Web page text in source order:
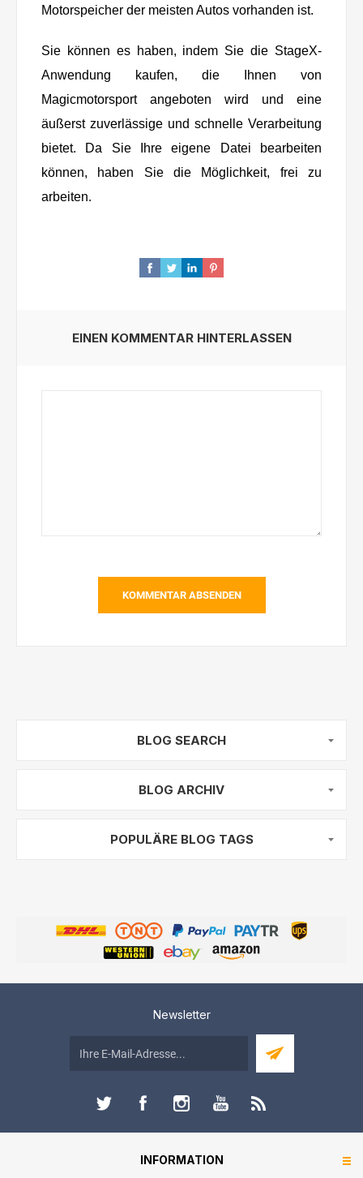
Motorspeicher der meisten Autos vorhanden ist.
Sie können es haben, indem Sie die StageX-
Anwendung kaufen, die Ihnen von
Magicmotorsport angeboten wird und eine
äußerst zuverlässige und schnelle Verarbeitung
bietet. Da Sie Ihre eigene Datei bearbeiten
können, haben Sie die Möglichkeit, frei zu
arbeiten.
EINEN KOMMENTAR HINTERLASSEN
KOMMENTAR ABSENDEN
BLOG SEARCH
BLOG ARCHIV
POPULÄRE BLOG TAGS
Newsletter
INFORMATION